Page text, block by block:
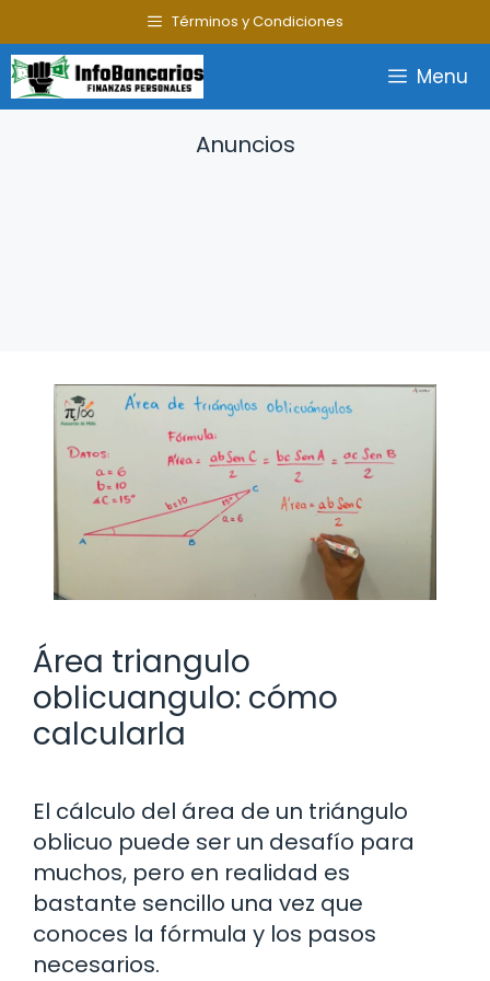
al
contenido
Términos y Condiciones
Menu
Anuncios
Área triangulo
oblicuangulo: cómo
calcularla
El cálculo del área de un triángulo
oblicuo puede ser un desafío para
muchos, pero en realidad es
bastante sencillo una vez que
conoces la fórmula y los pasos
necesarios.